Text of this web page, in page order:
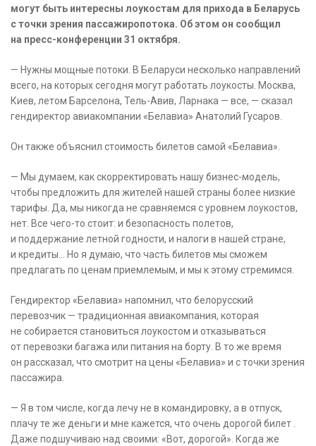
могут быть интересны лоукостам для прихода в Беларусь
с точки зрения пассажиропотока. Об этом он сообщил
на пресс-конференции 31 октября.
— Нужны мощные потоки. В Беларуси несколько направлений
всего, на которых сегодня могут работать лоукосты. Москва,
Киев, летом Барселона, Тель-Авив, Ларнака — все, — сказал
гендиректор авиакомпании «Белавиа» Анатолий Гусаров.
Он также объяснил стоимость билетов самой «Белавиа».
— Мы думаем, как скорректировать нашу бизнес-модель,
чтобы предложить для жителей нашей страны более низкие
тарифы. Да, мы никогда не сравняемся с уровнем лоукостов,
нет. Все чего-то стоит: и безопасность полетов,
и поддержание летной годности, и налоги в нашей стране,
и кредиты… Но я думаю, что часть билетов мы сможем
предлагать по ценам приемлемым, и мы к этому стремимся.
Гендиректор «Белавиа» напомнил, что белорусский
перевозчик — традиционная авиакомпания, которая
не собирается становиться лоукостом и отказываться
от перевозки багажа или питания на борту. В то же время
он рассказал, что смотрит на цены «Белавиа» и с точки зрения
пассажира.
— Я в том числе, когда лечу не в командировку, а в отпуск,
плачу те же деньги и мне кажется, что очень дорогой билет .
Даже подшучиваю над своими: «Вот, дорогой». Когда же